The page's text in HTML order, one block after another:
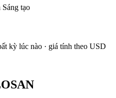
tạo
kỳ lúc nào · giá tính theo USD